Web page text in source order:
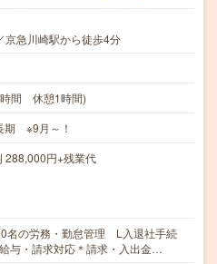
京急川崎駅から徒歩4分
間 休憩1時間)
期 ※9月～！
円+残業代
名の労務・勤怠管理 L入退社手続
与・請求対応＊請求・入出金…